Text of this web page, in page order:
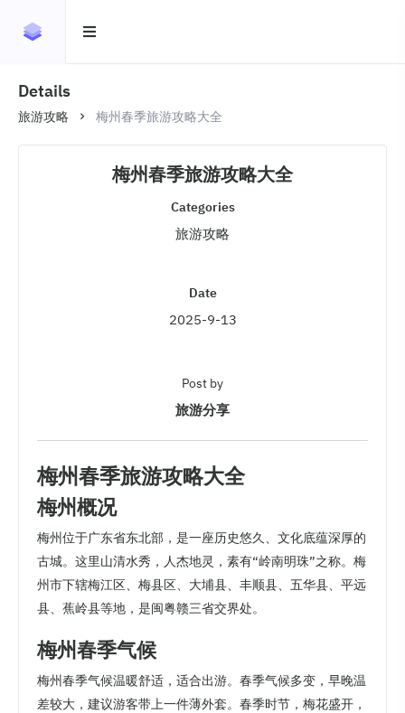
Details
旅游攻略 梅州春季旅游攻略大全
梅州春季旅游攻略大全
Categories
旅游攻略
Date
2025-9-13
Post by
旅游分享
梅州春季旅游攻略大全
梅州概况
梅州位于广东省东北部，是一座历史悠久、文化底蕴深厚的
古城。这里山清水秀，人杰地灵，素有“岭南明珠”之称。梅
州市下辖梅江区、梅县区、大埔县、丰顺县、五华县、平远
县、蕉岭县等地，是闽粤赣三省交界处。
梅州春季气候
梅州春季气候温暖舒适，适合出游。春季气候多变，早晚温
差较大，建议游客带上一件薄外套。春季时节，梅花盛开，